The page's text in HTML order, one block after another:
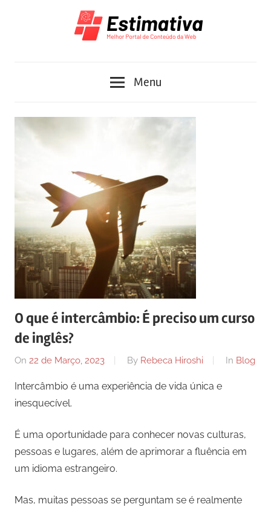
da
Web
Menu
O que é intercâmbio: É preciso um curso
de inglês?
On 22 de Março, 2023 By Rebeca Hiroshi In Blog
Intercâmbio é uma experiência de vida única e
inesquecível.
É uma oportunidade para conhecer novas culturas,
pessoas e lugares, além de aprimorar a fluência em
um idioma estrangeiro.
Mas, muitas pessoas se perguntam se é realmente